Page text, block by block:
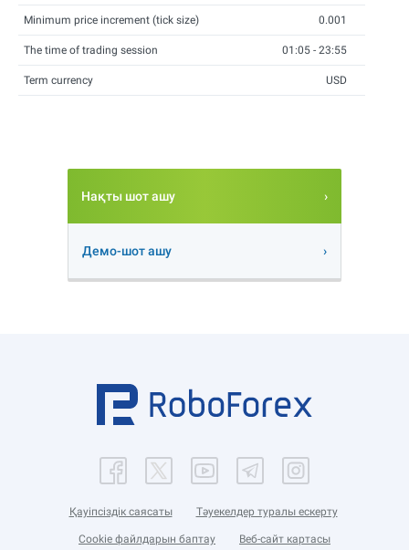
Minimum price increment (tick size) 0.001
The time of trading session 01:05 - 23:55
Term currency USD
Нақты шот ашу
Демо-шот ашу
Қауіпсіздік саясаты Тәуекелдер туралы ескерту
Cookie файлдарын баптау Веб-сайт картасы